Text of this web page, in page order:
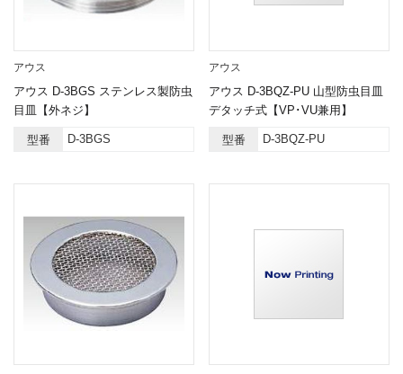
アウス
アウス D-3BGS ステンレス製防虫
目皿【外ネジ】
型番 D-3BGS
アウス
アウス D-3BQZ-PU 山型防虫目皿
デタッチ式【VP･VU兼用】
型番 D-3BQZ-PU